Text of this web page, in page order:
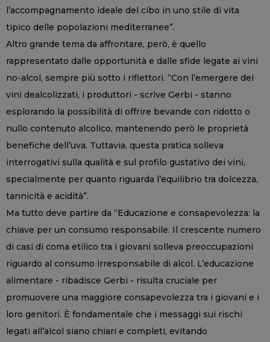
l’accompagnamento ideale del cibo in uno stile di vita
tipico delle popolazioni mediterranee”.
Altro grande tema da affrontare, però, è quello
rappresentato dalle opportunità e dalle sfide legate ai vini
no-alcol, sempre più sotto i riflettori. “Con l’emergere dei
vini dealcolizzati, i produttori - scrive Gerbi - stanno
esplorando la possibilità di offrire bevande con ridotto o
nullo contenuto alcolico, mantenendo però le proprietà
benefiche dell’uva. Tuttavia, questa pratica solleva
interrogativi sulla qualità e sul profilo gustativo dei vini,
specialmente per quanto riguarda l’equilibrio tra dolcezza,
tannicità e acidità”.
Ma tutto deve partire da “Educazione e consapevolezza: la
chiave per un consumo responsabile. Il crescente numero
di casi di coma etilico tra i giovani solleva preoccupazioni
riguardo al consumo irresponsabile di alcol. L’educazione
alimentare - ribadisce Gerbi - risulta cruciale per
promuovere una maggiore consapevolezza tra i giovani e i
loro genitori. È fondamentale che i messaggi sui rischi
legati all’alcol siano chiari e completi, evitando